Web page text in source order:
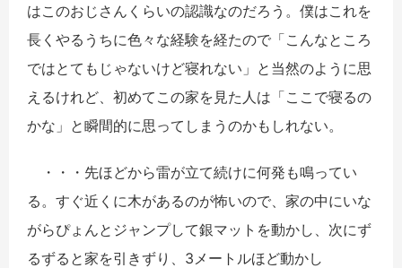
はこのおじさんくらいの認識なのだろう。僕はこれを
長くやるうちに色々な経験を経たので「こんなところ
ではとてもじゃないけど寝れない」と当然のように思
えるけれど、初めてこの家を見た人は「ここで寝るの
かな」と瞬間的に思ってしまうのかもしれない。
・・・先ほどから雷が立て続けに何発も鳴ってい
る。すぐ近くに木があるのが怖いので、家の中にいな
がらぴょんとジャンプして銀マットを動かし、次にず
るずると家を引きずり、3メートルほど動かし